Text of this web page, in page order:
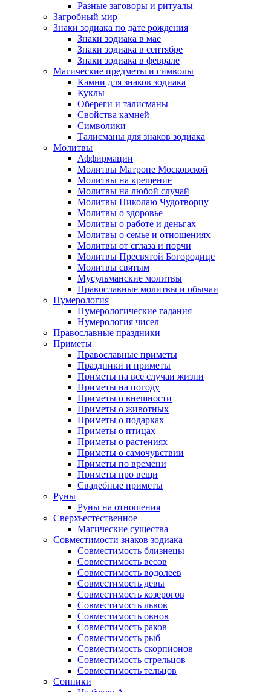
Разные заговоры и ритуалы
Загробный мир
Знаки зодиака по дате рождения
Знаки зодиака в мае
Знаки зодиака в сентябре
Знаки зодиака в феврале
Магические предметы и символы
Камни для знаков зодиака
Куклы
Обереги и талисманы
Свойства камней
Символики
Талисманы для знаков зодиака
Молитвы
Аффирмации
Молитвы Матроне Московской
Молитвы на крещение
Молитвы на любой случай
Молитвы Николаю Чудотворцу
Молитвы о здоровье
Молитвы о работе и деньгах
Молитвы о семье и отношениях
Молитвы от сглаза и порчи
Молитвы Пресвятой Богородице
Молитвы святым
Мусульманские молитвы
Православные молитвы и обычаи
Нумерология
Нумерологические гадания
Нумерология чисел
Православные праздники
Приметы
Православные приметы
Праздники и приметы
Приметы на все случаи жизни
Приметы на погоду
Приметы о внешности
Приметы о животных
Приметы о подарках
Приметы о птицах
Приметы о растениях
Приметы о самочувствии
Приметы по времени
Приметы про вещи
Свадебные приметы
Руны
Руны на отношения
Сверхъестественное
Магические существа
Совместимости знаков зодиака
Совместимость близнецы
Совместимость весов
Совместимость водолеев
Совместимость девы
Совместимость козерогов
Совместимость львов
Совместимость овнов
Совместимость раков
Совместимость рыб
Совместимость скорпионов
Совместимость стрельцов
Совместимость тельцов
Сонники